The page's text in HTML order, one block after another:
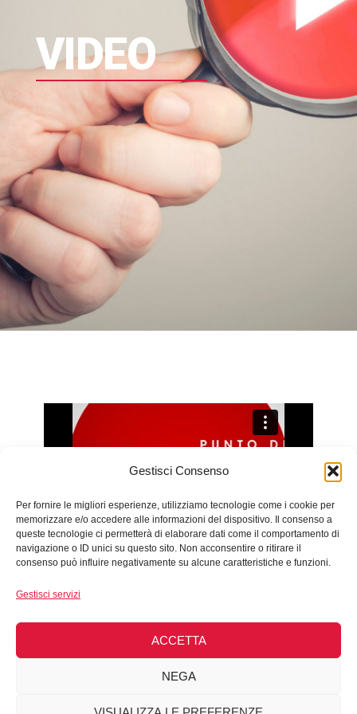
Gestisci Consenso
Per fornire le migliori esperienze, utilizziamo tecnologie come i cookie per
memorizzare e/o accedere alle informazioni del dispositivo. Il consenso a
queste tecnologie ci permetterà di elaborare dati come il comportamento di
navigazione o ID unici su questo sito. Non acconsentire o ritirare il
consenso può influire negativamente su alcune caratteristiche e funzioni.
Gestisci servizi
ACCETTA
NEGA
VIDEO
Copyright © 2026 Punto di ascolto antimobbing di
Pordenone - All Rights Reserved - C.F. 80023150321 -
Privacy Policy-Cookie Policy